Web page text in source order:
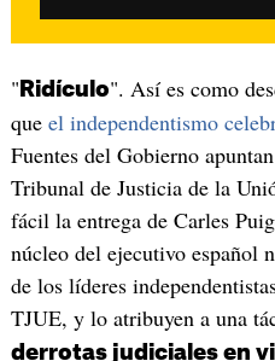
" Ridículo". Así es como
que el independentismo
Fuentes del Gobierno
Tribunal de Justicia de la
fácil la entrega de Carles
núcleo del ejecutivo español
de los líderes
TJUE, y lo atribuyen a una
derrotas judiciales en